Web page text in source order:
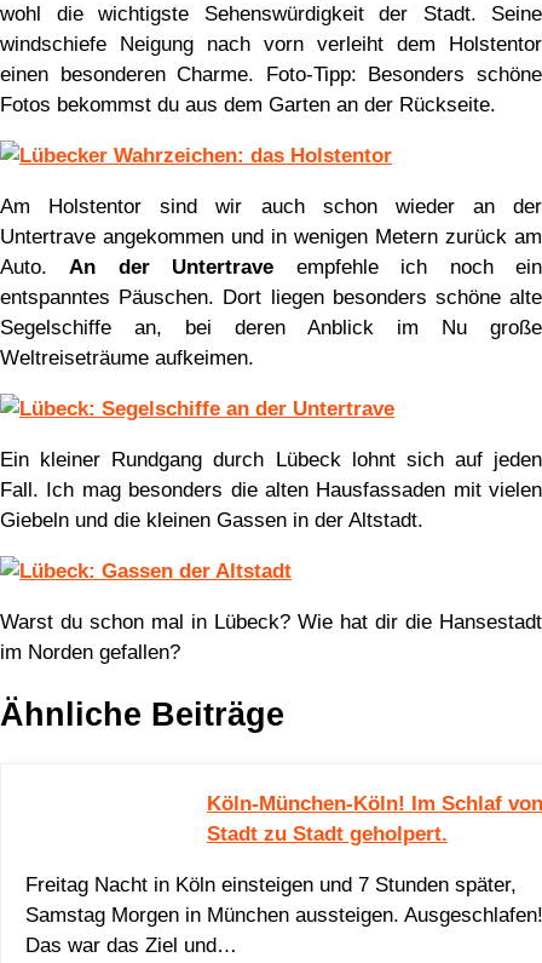
wohl die wichtigste Sehenswürdigkeit der Stadt. Seine
windschiefe Neigung nach vorn verleiht dem Holstentor
einen besonderen Charme. Foto-Tipp: Besonders schöne
Fotos bekommst du aus dem Garten an der Rückseite.
Am Holstentor sind wir auch schon wieder an der
Untertrave angekommen und in wenigen Metern zurück am
Auto. An der Untertrave empfehle ich noch ein
entspanntes Päuschen. Dort liegen besonders schöne alte
Segelschiffe an, bei deren Anblick im Nu große
Weltreiseträume aufkeimen.
Ein kleiner Rundgang durch Lübeck lohnt sich auf jeden
Fall. Ich mag besonders die alten Hausfassaden mit vielen
Giebeln und die kleinen Gassen in der Altstadt.
Warst du schon mal in Lübeck? Wie hat dir die Hansestadt
im Norden gefallen?
Ähnliche Beiträge
Köln-München-Köln! Im Schlaf von
Stadt zu Stadt geholpert.
Freitag Nacht in Köln einsteigen und 7 Stunden später,
Samstag Morgen in München aussteigen. Ausgeschlafen!
Das war das Ziel und…